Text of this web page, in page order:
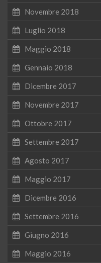
Novembre 2018
Luglio 2018
Maggio 2018
Gennaio 2018
Dicembre 2017
Novembre 2017
Ottobre 2017
Settembre 2017
Agosto 2017
Maggio 2017
Dicembre 2016
Settembre 2016
Giugno 2016
Maggio 2016